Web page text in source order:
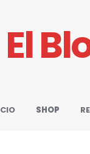
El
SHOP